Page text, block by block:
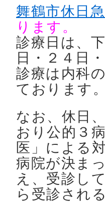
舞鶴市休日
ります。
診療日は、
日・２４日
診療は内科
ております。
なお、休日
おり公的３
医」による
病院が決ま
え、受診し
ら受診され